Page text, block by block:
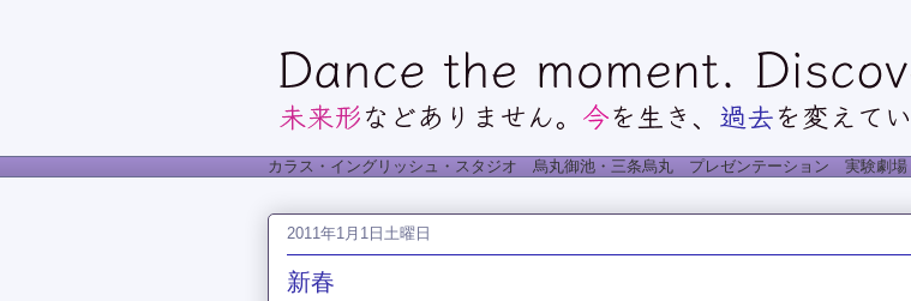
カラス・イングリッシュ・スタジオ 烏丸御池・三条烏丸 プレゼンテーション 実験劇場
2011年1月1日土曜日
新春